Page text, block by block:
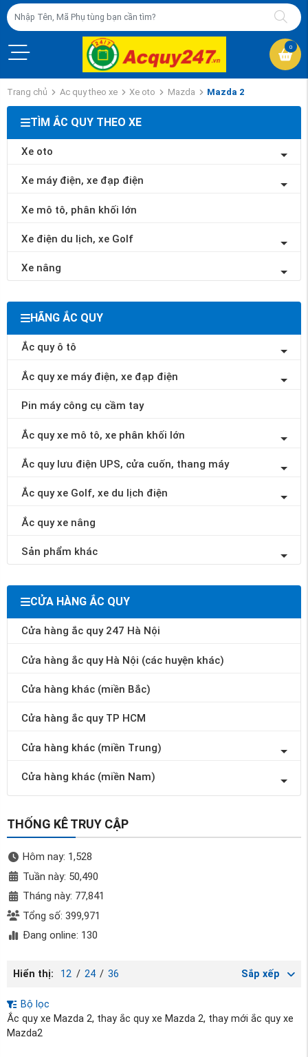
0
Trang chủ Ac quy theo xe Xe oto Mazda Mazda 2
TÌM ẮC QUY THEO XE
Xe oto
Xe máy điện, xe đạp điện
Xe mô tô, phân khối lớn
Xe điện du lịch, xe Golf
Xe nâng
HÃNG ẮC QUY
Ắc quy ô tô
Ắc quy xe máy điện, xe đạp điện
Pin máy công cụ cầm tay
Ắc quy xe mô tô, xe phân khối lớn
Ắc quy lưu điện UPS, cửa cuốn, thang máy
Ắc quy xe Golf, xe du lịch điện
Ắc quy xe nâng
Sản phẩm khác
CỬA HÀNG ẮC QUY
Cửa hàng ắc quy 247 Hà Nội
Cửa hàng ắc quy Hà Nội (các huyện khác)
Cửa hàng khác (miền Bắc)
Cửa hàng ắc quy TP HCM
Cửa hàng khác (miền Trung)
Cửa hàng khác (miền Nam)
THỐNG KÊ TRUY CẬP
Hôm nay: 1,528
Tuần này: 50,490
Tháng này: 77,841
Tổng số: 399,971
Đang online: 130
Hiển thị: 12 / 24 / 36 Sắp xếp
Bộ lọc
Ắc quy xe Mazda 2, thay ắc quy xe Mazda 2, thay mới ắc quy xe
Mazda2